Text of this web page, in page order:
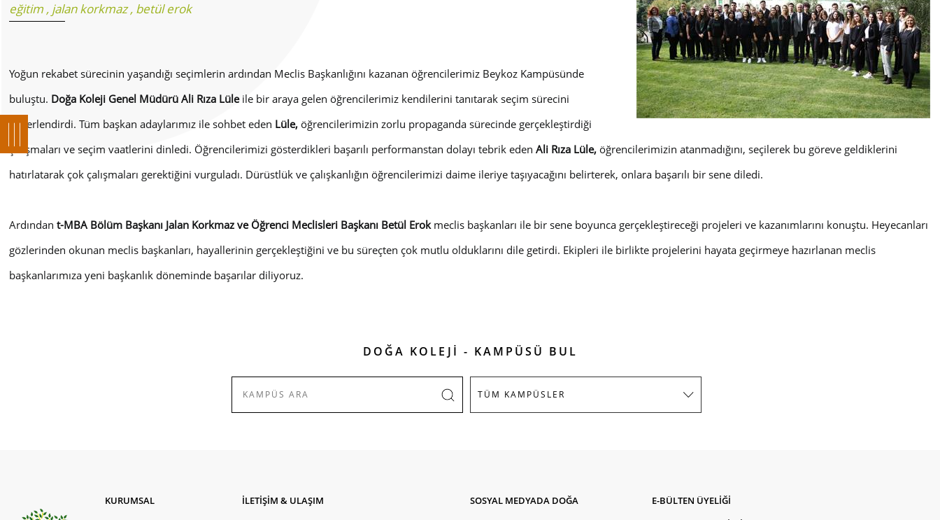
eğitim , jalan korkmaz, betül erok
Yoğun rekabet sürecinin yaşandığı seçimlerin ardından Meclis Başkanlığını kazanan öğrencilerimiz Beykoz Kampüsünde
buluştu. Doğa Koleji Genel Müdürü Ali Rıza Lüleile bir araya gelen öğrencilerimiz kendilerini tanıtarak seçim sürecini
değerlendirdi. Tüm başkan adaylarımız ile sohbet eden Lüle, öğrencilerimizin zorlu propaganda sürecinde gerçekleştirdiği
çalışmaları ve seçim vaatlerini dinledi. Öğrencilerimizi gösterdikleri başarılı performanstan dolayı tebrik edenAli Rıza Lüle, öğrencilerimizin atanmadığını, seçilerek bu göreve geldiklerini
hatırlatarak çok çalışmaları gerektiğini vurguladı. Dürüstlük ve çalışkanlığın öğrencilerimizi daime ileriye taşıyacağını belirterek, onlara başarılı bir sene diledi.
Ardından t-MBA Bölüm Başkanı Jalan Korkmaz ve Öğrenci Meclisleri Başkanı Betül Erok meclis başkanları ile bir sene boyunca gerçekleştireceği projeleri ve kazanımlarını konuştu. Heyecanları
gözlerinden okunan meclis başkanları, hayallerinin gerçekleştiğini ve bu süreçten çok mutlu olduklarını dile getirdi. Ekipleri ile birlikte projelerini hayata geçirmeye hazırlanan meclis
başkanlarımıza yeni başkanlık döneminde başarılar diliyoruz.
DOĞA KOLEJİ - KAMPÜSÜ BUL
KURUMSAL
İLETİŞİM & ULAŞIM
SOSYAL MEDYADA DOĞA
E-BÜLTEN ÜYELİĞİ